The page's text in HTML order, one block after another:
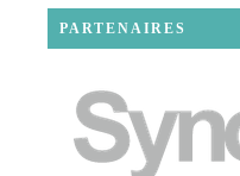
PARTENAIRES